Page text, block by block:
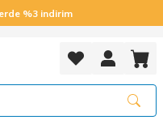
%3 indirim